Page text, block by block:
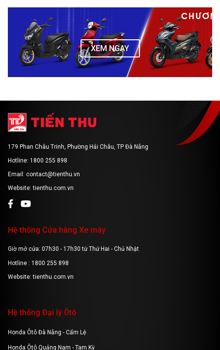
XEM NGAY
179 Phan Châu Trinh, Phường Hải Châu, TP Đà Nẵng
Hotline: 1800 255 898
Email: contact@tienthu.vn
Website: tienthu.com.vn
Hệ thống Cửa hàng Xe máy
Giờ mở cửa: 07h30 - 17h30 từ Thứ Hai - Chủ Nhật
Hotline : 1800 255 898
Website: tienthu.com.vn
Hệ thống Đại lý Ôtô
Honda Ôtô Đà Nẵng - Cẩm Lệ
Honda Ôtô Quảng Nam - Tam Kỳ